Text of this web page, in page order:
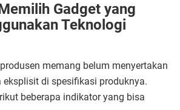
Gadget yang
Teknologi
produsen memang belum menyertakan
eksplisit di spesifikasi produknya.
beberapa indikatoryang bisa